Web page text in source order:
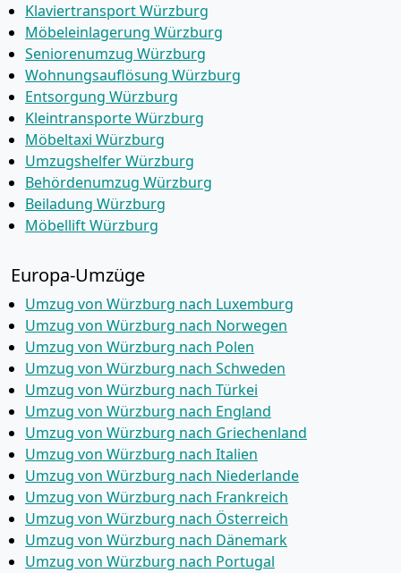
Klaviertransport Würzburg
Möbeleinlagerung Würzburg
Seniorenumzug Würzburg
Wohnungsauflösung Würzburg
Entsorgung Würzburg
Kleintransporte Würzburg
Möbeltaxi Würzburg
Umzugshelfer Würzburg
Behördenumzug Würzburg
Beiladung Würzburg
Möbellift Würzburg
Europa-Umzüge
Umzug von Würzburg nach Luxemburg
Umzug von Würzburg nach Norwegen
Umzug von Würzburg nach Polen
Umzug von Würzburg nach Schweden
Umzug von Würzburg nach Türkei
Umzug von Würzburg nach England
Umzug von Würzburg nach Griechenland
Umzug von Würzburg nach Italien
Umzug von Würzburg nach Niederlande
Umzug von Würzburg nach Frankreich
Umzug von Würzburg nach Österreich
Umzug von Würzburg nach Dänemark
Umzug von Würzburg nach Portugal